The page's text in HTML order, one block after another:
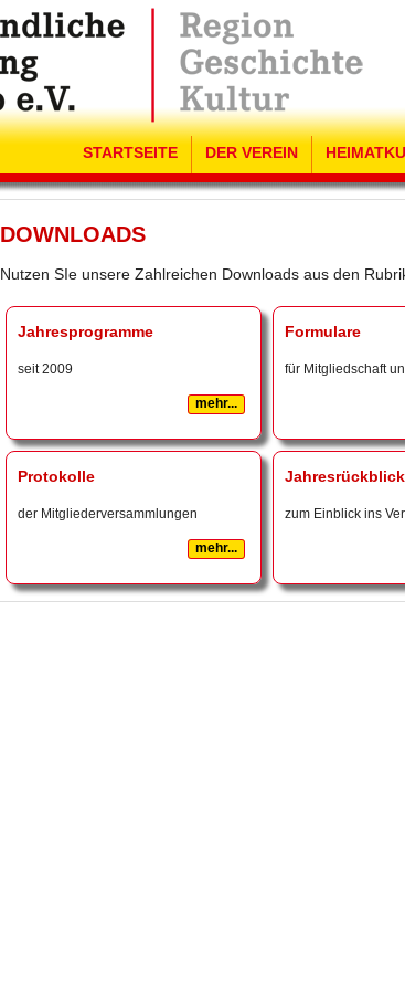
STARTSEITE DER VEREIN
DOWNLOADS
Nutzen SIe unsere Zahlreichen Downloads aus den
Jahresprogramme
seit 2009
mehr...
Formulare
für Mitgliedschaft
Protokolle
der Mitgliederversammlungen
mehr...
zum Einblick ins